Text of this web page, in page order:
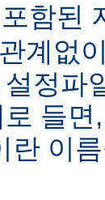
함된
계없
정파
들
란 이